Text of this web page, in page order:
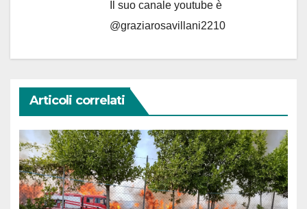
Il suo canale youtube è
@graziarosavillani2210
Articoli correlati